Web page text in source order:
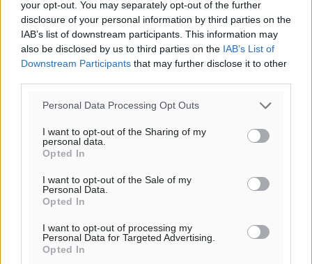
your opt-out. You may separately opt-out of the further
disclosure of your personal information by third parties on the
IAB’s list of downstream participants. This information may
also be disclosed by us to third parties on the IAB’s List of
Downstream Participants that may further disclose it to other
Personal Data Processing Opt Outs
I want to opt-out of the Sharing of my
personal data.
Opted In
I want to opt-out of the Sale of my
Personal Data.
Opted In
I want to opt-out of processing my
Personal Data for Targeted Advertising.
Opted In
Τριήμερο εξόδου: Πάνω από 129.000 επιβάτες